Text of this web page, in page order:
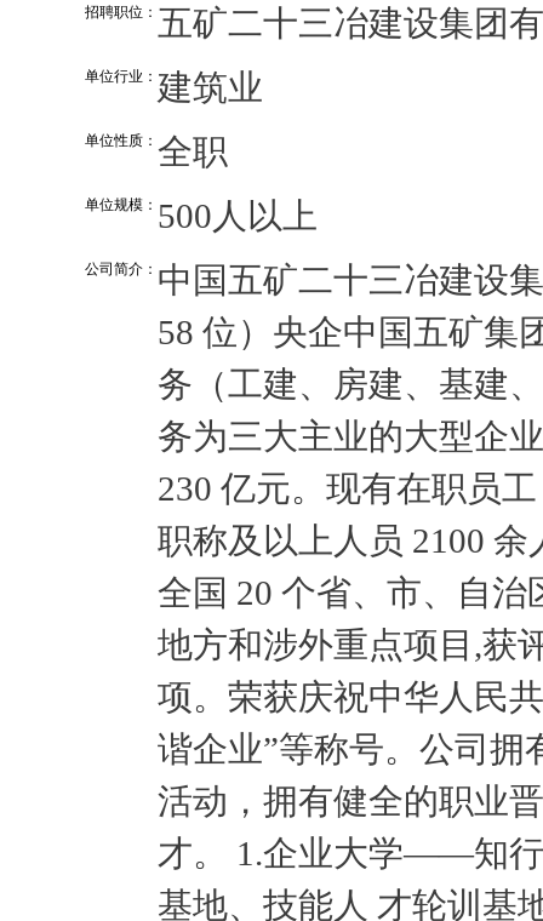
招聘职位： 五矿二十三冶建设集团
单位行业： 建筑业
单位性质： 全职
单位规模： 500人以上
公司简介： 中国五矿二十三冶建设
58 位）央企中国五矿集
务（工建、房建、基建
务为三大主业的大型企
230 亿元。现有在职员
职称及以上人员 2100
全国 20 个省、市、自
地方和涉外重点项目,获
项。荣获庆祝中华人民
谐企业”等称号。公司
活动，拥有健全的职业
才。 1.企业大学——知行
基地、技能人 才轮训基